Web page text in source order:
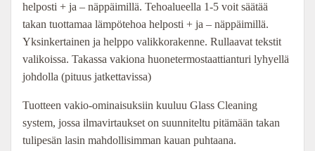
helposti + ja – näppäimillä. Tehoalueella 1-5 voit säätää
takan tuottamaa lämpötehoa helposti + ja – näppäimillä.
Yksinkertainen ja helppo valikkorakenne. Rullaavat tekstit
valikoissa. Takassa vakiona huonetermostaattianturi lyhyellä
johdolla (pituus jatkettavissa)
Tuotteen vakio-ominaisuksiin kuuluu Glass Cleaning
system, jossa ilmavirtaukset on suunniteltu pitämään takan
tulipesän lasin mahdollisimman kauan puhtaana.